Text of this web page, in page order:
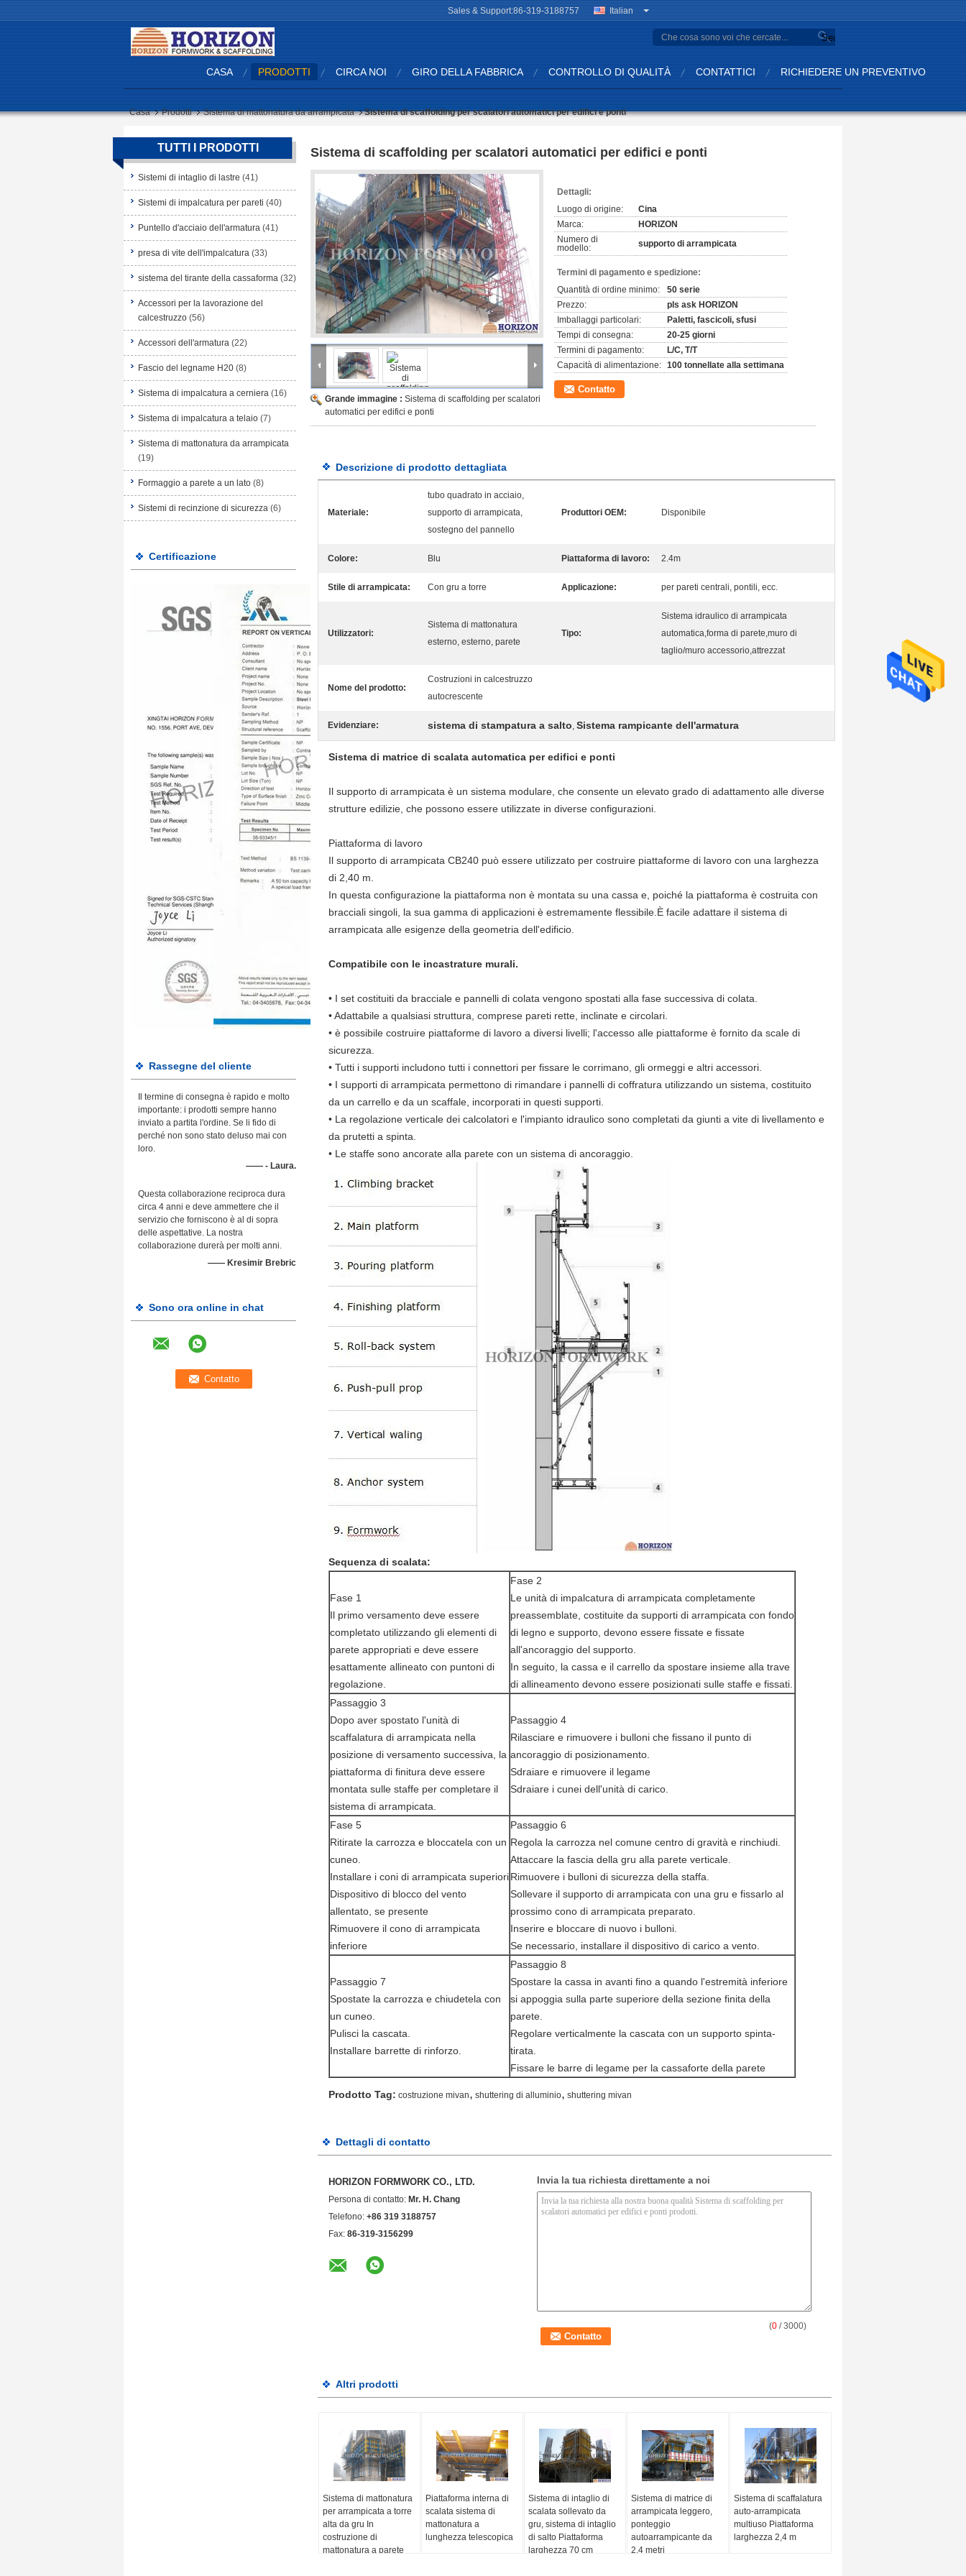
Sales & Support:86-319-3188757 Italian
Search
CASA PRODOTTI CIRCA NOI GIRO DELLA FABBRICA CONTROLLO DI QUALITÀ CONTATTICI RICHIEDERE UN PREVENTIVO
Casa Prodotti Sistema di mattonatura da arrampicata Sistema di scaffolding per scalatori automatici per edifici e ponti
TUTTI I PRODOTTI
Sistemi di intaglio di lastre (41)
Sistemi di impalcatura per pareti (40)
Puntello d'acciaio dell'armatura (41)
presa di vite dell'impalcatura (33)
sistema del tirante della cassaforma (32)
Accessori per la lavorazione del
calcestruzzo (56)
Accessori dell'armatura (22)
Fascio del legname H20 (8)
Sistema di impalcatura a cerniera (16)
Sistema di impalcatura a telaio (7)
Sistema di mattonatura da arrampicata
(19)
Formaggio a parete a un lato (8)
Sistemi di recinzione di sicurezza (6)
Certificazione
Rassegne del cliente
Il termine di consegna è rapido e molto
importante: i prodotti sempre hanno
inviato a partita l'ordine. Se li fido di
perché non sono stato deluso mai con
loro.
—— - Laura.
Questa collaborazione reciproca dura
circa 4 anni e deve ammettere che il
servizio che forniscono è al di sopra
delle aspettative. La nostra
collaborazione durerà per molti anni.
—— Kresimir Brebric
Sono ora online in chat
Sistema di scaffolding per scalatori automatici per edifici e ponti
Grande immagine : Sistema di scaffolding per scalatori
automatici per edifici e ponti
Dettagli:
Luogo di origine:
Cina
Marca:
HORIZON
Numero di
modello:
supporto di arrampicata
Termini di pagamento e spedizione:
Quantità di ordine minimo:
50 serie
Prezzo:
pls ask HORIZON
Imballaggi particolari:
Paletti, fascicoli, sfusi
Tempi di consegna:
20-25 giorni
Termini di pagamento:
L/C, T/T
Capacità di alimentazione: 100 tonnellate alla settimana
Contatto
Descrizione di prodotto dettagliata
Materiale:
tubo quadrato in acciaio,
supporto di arrampicata,
sostegno del pannello
Produttori OEM: Disponibile
Colore: Blu Piattaforma di lavoro: 2.4m
Stile di arrampicata: Con gru a torre Applicazione: per pareti centrali, pontili, ecc.
Utilizzatori:
Sistema di mattonatura
esterno, esterno, parete
Tipo:
Sistema idraulico di arrampicata
automatica,forma di parete,muro di
taglio/muro accessorio,attrezzat
Nome del prodotto:
Costruzioni in calcestruzzo
autocrescente
Evidenziare: sistema di stampatura a salto, Sistema rampicante dell'armatura
Sistema di matrice di scalata automatica per edifici e ponti
Il supporto di arrampicata è un sistema modulare, che consente un elevato grado di adattamento alle diverse
strutture edilizie, che possono essere utilizzate in diverse configurazioni.
Piattaforma di lavoro
Il supporto di arrampicata CB240 può essere utilizzato per costruire piattaforme di lavoro con una larghezza
di 2,40 m.
In questa configurazione la piattaforma non è montata su una cassa e, poiché la piattaforma è costruita con
bracciali singoli, la sua gamma di applicazioni è estremamente flessibile.È facile adattare il sistema di
arrampicata alle esigenze della geometria dell'edificio.
Compatibile con le incastrature murali.
• I set costituiti da bracciale e pannelli di colata vengono spostati alla fase successiva di colata.
• Adattabile a qualsiasi struttura, comprese pareti rette, inclinate e circolari.
• è possibile costruire piattaforme di lavoro a diversi livelli; l'accesso alle piattaforme è fornito da scale di
sicurezza.
• Tutti i supporti includono tutti i connettori per fissare le corrimano, gli ormeggi e altri accessori.
• I supporti di arrampicata permettono di rimandare i pannelli di coffratura utilizzando un sistema, costituito
da un carrello e da un scaffale, incorporati in questi supporti.
• La regolazione verticale dei calcolatori e l'impianto idraulico sono completati da giunti a vite di livellamento e
da prutetti a spinta.
• Le staffe sono ancorate alla parete con un sistema di ancoraggio.
Sequenza di scalata:
Fase 1
Il primo versamento deve essere
completato utilizzando gli elementi di
parete appropriati e deve essere
esattamente allineato con puntoni di
regolazione.
Fase 2
Le unità di impalcatura di arrampicata completamente
preassemblate, costituite da supporti di arrampicata con fondo
di legno e supporto, devono essere fissate e fissate
all'ancoraggio del supporto.
In seguito, la cassa e il carrello da spostare insieme alla trave
di allineamento devono essere posizionati sulle staffe e fissati.
Passaggio 3
Dopo aver spostato l'unità di
scaffalatura di arrampicata nella
posizione di versamento successiva, la
piattaforma di finitura deve essere
montata sulle staffe per completare il
sistema di arrampicata.
Passaggio 4
Rilasciare e rimuovere i bulloni che fissano il punto di
ancoraggio di posizionamento.
Sdraiare e rimuovere il legame
Sdraiare i cunei dell'unità di carico.
Fase 5
Ritirate la carrozza e bloccatela con un
cuneo.
Installare i coni di arrampicata superiori
Dispositivo di blocco del vento
allentato, se presente
Rimuovere il cono di arrampicata
inferiore
Passaggio 6
Regola la carrozza nel comune centro di gravità e rinchiudi.
Attaccare la fascia della gru alla parete verticale.
Rimuovere i bulloni di sicurezza della staffa.
Sollevare il supporto di arrampicata con una gru e fissarlo al
prossimo cono di arrampicata preparato.
Inserire e bloccare di nuovo i bulloni.
Se necessario, installare il dispositivo di carico a vento.
Passaggio 7
Spostate la carrozza e chiudetela con
un cuneo.
Pulisci la cascata.
Installare barrette di rinforzo.
Passaggio 8
Spostare la cassa in avanti fino a quando l'estremità inferiore
si appoggia sulla parte superiore della sezione finita della
parete.
Regolare verticalmente la cascata con un supporto spinta-
tirata.
Fissare le barre di legame per la cassaforte della parete
Prodotto Tag: costruzione mivan, shuttering di alluminio, shuttering mivan
Dettagli di contatto
HORIZON FORMWORK CO., LTD.
Persona di contatto: Mr. H. Chang
Telefono: +86 319 3188757
Fax: 86-319-3156299
Invia la tua richiesta direttamente a noi
(0 / 3000)
Altri prodotti
Sistema di mattonatura
per arrampicata a torre
alta da gru In
costruzione di
mattonatura a parete
Piattaforma interna di
scalata sistema di
mattonatura a
lunghezza telescopica
Sistema di intaglio di
scalata sollevato da
gru, sistema di intaglio
di salto Piattaforma
larghezza 70 cm
Sistema di matrice di
arrampicata leggero,
ponteggio
autoarrampicante da
2,4 metri
Sistema di scaffalatura
auto-arrampicata
multiuso Piattaforma
larghezza 2,4 m